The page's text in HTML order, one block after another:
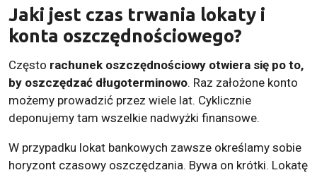
Jaki jest czas trwania lokaty i
konta oszczędnościowego?
Często rachunek oszczędnościowy otwiera się po to,
by oszczędzać długoterminowo. Raz założone konto
możemy prowadzić przez wiele lat. Cyklicznie
deponujemy tam wszelkie nadwyżki finansowe.
W przypadku lokat bankowych zawsze określamy sobie
horyzont czasowy oszczędzania. Bywa on krótki. Lokatę